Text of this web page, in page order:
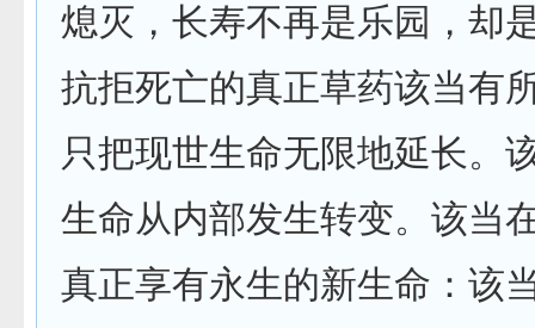
熄灭，长寿不再是乐园，却
抗拒死亡的真正草药该当有
只把现世生命无限地延长。
生命从内部发生转变。该当
真正享有永生的新生命：该